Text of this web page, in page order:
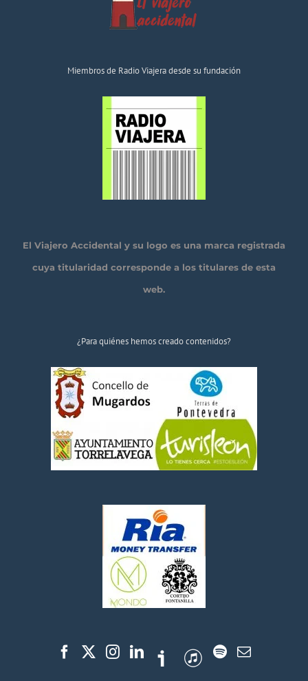
Miembros de Radio Viajera desde su fundación
El Viajero Accidental y su logo es una marca registrada
cuya titularidad corresponde a los titulares de esta
web.
¿Para quiénes hemos creado contenidos?